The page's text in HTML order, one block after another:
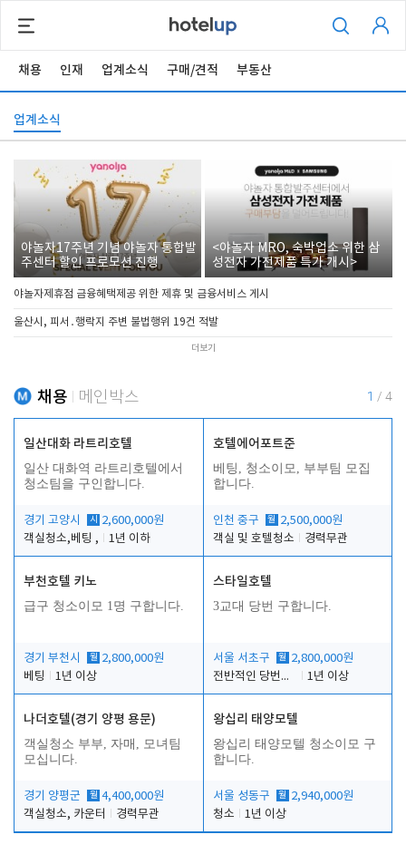
채용 인재 업계소식 구매/견적 부동산
업계소식
야놀자17주년 기념 야놀자 통합발
주센터 할인 프로모션 진행
<야놀자 MRO, 숙박업소 위한 삼
성전자 가전제품 특가 개시>
야놀자제휴점 금융혜택제공 위한 제휴 및 금융서비스 게시
울산시, 피서․행락지 주변 불법행위 19건 적발
더보기
채용 메인박스 1 / 4
일산대화 라트리호텔
일산 대화역 라트리호텔에서
청소팀을 구인합니다.
경기 고양시 시
2,600,000원
객실청소,베팅 ,
1년 이하
호텔에어포트준
베팅, 청소이모, 부부팀 모집
합니다.
인천 중구 월 2,500,000원
객실 및 호텔청소
경력무관
부천호텔 키노
급구 청소이모 1명 구합니다.
경기 부천시 월 2,800,000원
베팅
1년 이상
스타일호텔
3교대 당번 구합니다.
서울 서초구 월 2,800,000원
전반적인 당번업무
1년 이상
나더호텔(경기 양평 용문)
객실청소 부부, 자매, 모녀팀
모십니다.
경기 양평군 월 4,400,000원
객실청소, 카운터
경력무관
왕십리 태양모텔
왕십리 태양모텔 청소이모 구
합니다.
서울 성동구 월 2,940,000원
청소
1년 이상